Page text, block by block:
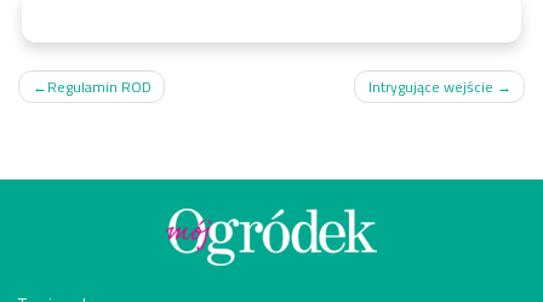
Nawigacja
Regulamin ROD Intrygujące wejście